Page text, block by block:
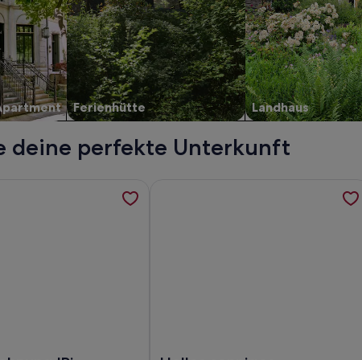
Ferienhütte Landhaus
deine perfekte Unterkunft